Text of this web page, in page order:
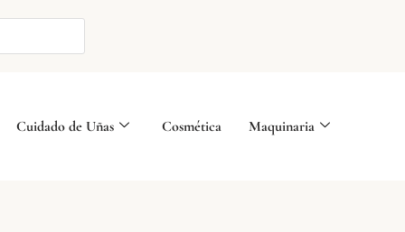
Cuidado de Uñas Cosmética Maquinaria